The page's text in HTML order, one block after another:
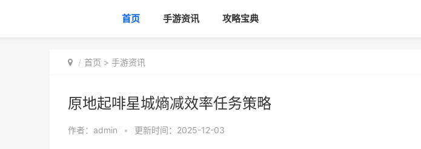
首页 手游资讯 攻略宝典
首页 > 手游资讯
原地起啡星城熵减效率任务策略
作者： admin • 更新时间：2025-12-03